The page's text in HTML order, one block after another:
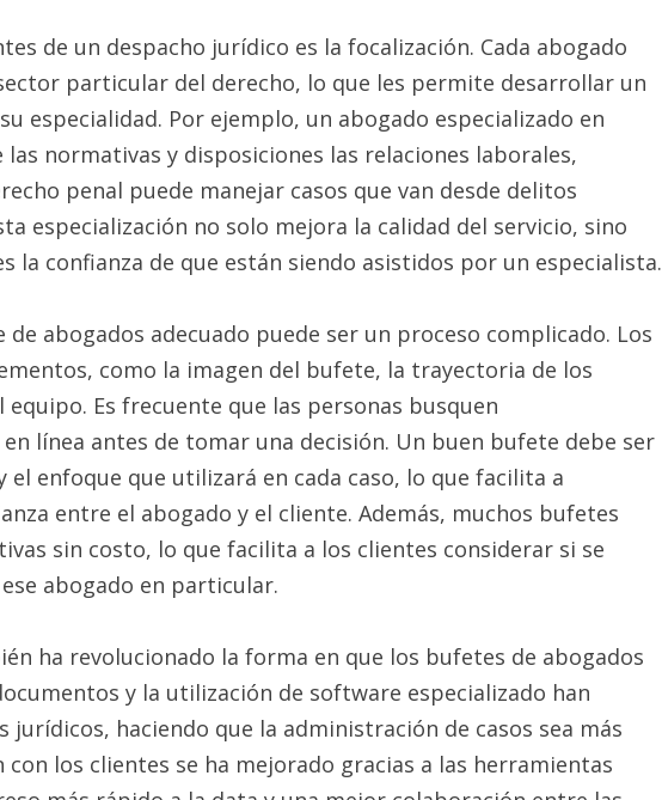
de un despacho jurídico es la focalización. Cada abogado
particular del derecho, lo que les permite desarrollar un
especialidad. Por ejemplo, un abogado especializado en
normativas y disposiciones las relaciones laborales,
penal puede manejar casos que van desde delitos
especialización no solo mejora la calidad del servicio, sino
la confianza de que están siendo asistidos por un especialista.
abogados adecuado puede ser un proceso complicado. Los
como la imagen del bufete, la trayectoria de los
Es frecuente que las personas busquen
línea antes de tomar una decisión. Un buen bufete debe ser
enfoque que utilizará en cada caso, lo que facilita a
entre el abogado y el cliente. Además, muchos bufetes
sin costo, lo que facilita a los clientes considerar si se
abogado en particular.
ha revolucionado la forma en que los bufetes de abogados
y la utilización de software especializado han
haciendo que la administración de casos sea más
los clientes se ha mejorado gracias a las herramientas